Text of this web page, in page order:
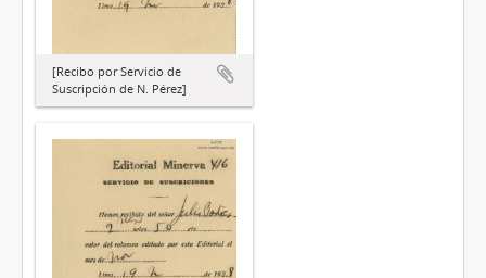
[Recibo por Servicio de
Suscripción de N. Pérez]